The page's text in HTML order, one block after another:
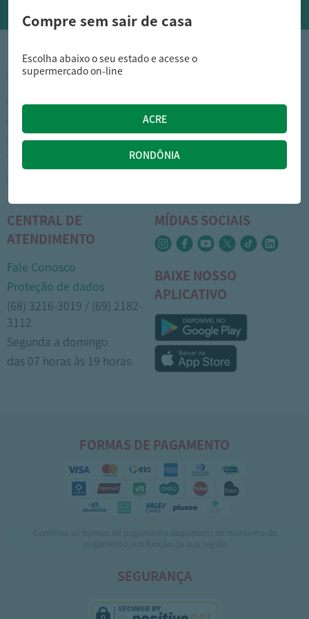
INSTITUCIONAL
Nossas lojas
Cartão Arasuper
Leve mais
Trabalhe Conosco
Como comprar
Opções de entrega
Privacidade
Trocas e devoluções
CENTRAL DE
ATENDIMENTO
Fale Conosco
Proteção de dados
(68) 3216-3019 / (69) 2182-
3112
Segunda a domingo
das 07 horas às 19 horas.
MÍDIAS SOCIAIS
BAIXE NOSSO
APLICATIVO
FORMAS DE PAGAMENTO
SEGURANÇA
Compre sem sair de casa
Escolha abaixo o seu estado e acesse o
supermercado on-line